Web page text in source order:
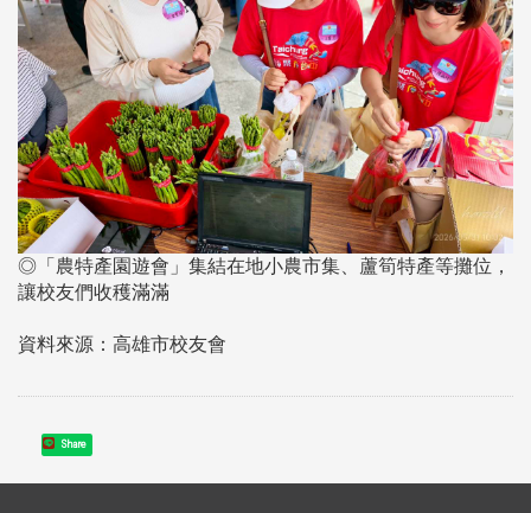
◎「農特產園遊會」集結在地小農市集、蘆筍特產等攤位，
讓校友們收穫滿滿
資料來源：高雄市校友會
Share